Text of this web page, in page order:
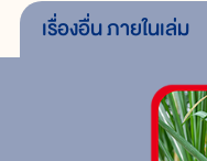
เรื่องอื่นภายในเล่ม